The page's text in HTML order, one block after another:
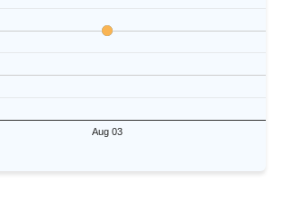
Aug 03